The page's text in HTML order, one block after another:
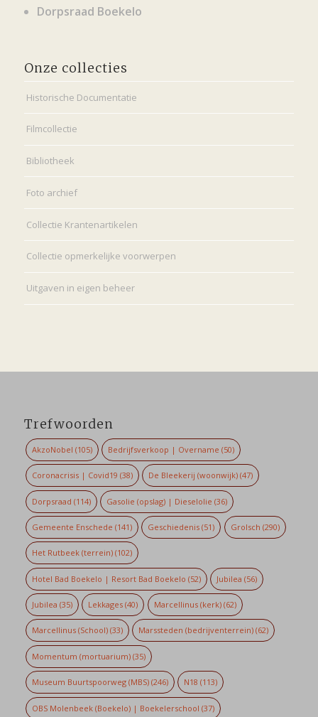
Dorpsraad Boekelo
Onze collecties
Historische Documentatie
Filmcollectie
Bibliotheek
Foto archief
Collectie Krantenartikelen
Collectie opmerkelijke voorwerpen
Uitgaven in eigen beheer
Trefwoorden
AkzoNobel (105) Bedrijfsverkoop | Overname (50)
Coronacrisis | Covid19 (38) De Bleekerij (woonwijk) (47)
Dorpsraad (114) Gasolie (opslag) | Dieselolie (36)
Gemeente Enschede (141) Geschiedenis (51) Grolsch (290)
Het Rutbeek (terrein)(102)
Hotel Bad Boekelo | Resort Bad Boekelo (52) Jubilea (56)
Jubilea (35) Lekkages (40) Marcellinus (kerk)(62)
Marcellinus (School)(33) Marssteden (bedrijventerrein) (62)
Momentum (mortuarium)(35)
Museum Buurtspoorweg (MBS)(246) N18 (113)
OBS Molenbeek (Boekelo) | Boekelerschool (37)